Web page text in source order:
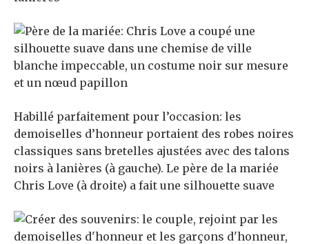
Habillé parfaitement pour l’occasion: les
demoiselles d’honneur portaient des robes noires
classiques sans bretelles ajustées avec des talons
noirs à lanières (à gauche). Le père de la mariée
Chris Love (à droite) a fait une silhouette suave